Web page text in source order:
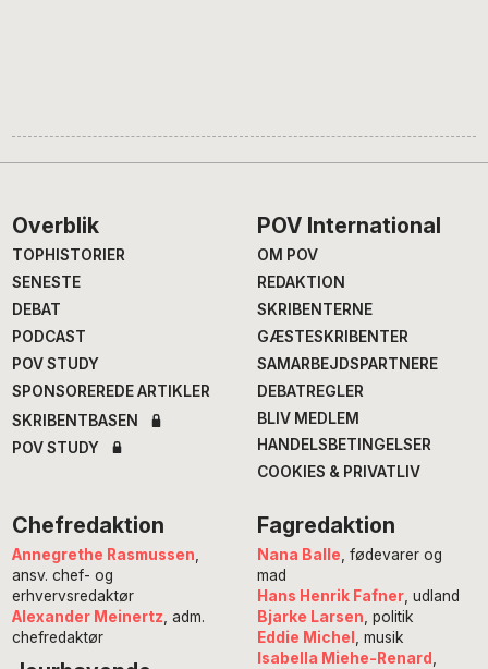
Footer
Overblik
TOPHISTORIER
SENESTE
DEBAT
PODCAST
POV STUDY
SPONSOREREDE ARTIKLER
SKRIBENTBASEN
POV STUDY
POV International
OM POV
REDAKTION
SKRIBENTERNE
GÆSTESKRIBENTER
SAMARBEJDSPARTNERE
DEBATREGLER
BLIV MEDLEM
HANDELSBETINGELSER
COOKIES & PRIVATLIV
Chefredaktion
Annegrethe Rasmussen
ansv. chef- og
erhvervsredaktør
Alexander Meinertz , adm.
chefredaktør
Fagredaktion
Nana Balle , fødevarer og
mad
Hans Henrik Fafner, udland
Bjarke Larsen , politik
Eddie Michel
, musik
Isabella Miehe-Renard